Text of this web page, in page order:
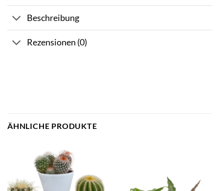
Beschreibung
Rezensionen (0)
ÄHNLICHE PRODUKTE